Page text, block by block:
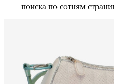
поиска по сотням